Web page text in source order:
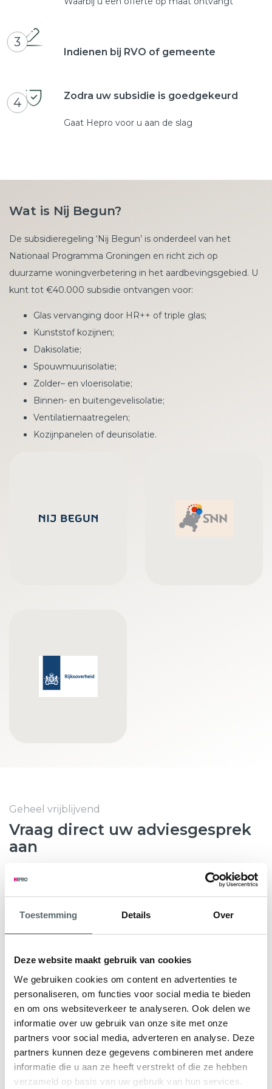
Toestemming Details Over
Deze website maakt gebruik van cookies
We gebruiken cookies om content en advertenties te
personaliseren, om functies voor social media te bieden
en om ons websiteverkeer te analyseren. Ook delen we
informatie over uw gebruik van onze site met onze
partners voor social media, adverteren en analyse. Deze
partners kunnen deze gegevens combineren met andere
informatie die u aan ze heeft verstrekt of die ze hebben
verzameld op basis van uw gebruik van hun services.
3
Indienen bij RVO of gemeente
4 Zodra uw subsidie is goedgekeurd
Gaat Hepro voor u aan de slag
Wat is Nij Begun?
De subsidieregeling ‘Nij Begun’ is onderdeel van het
Nationaal Programma Groningen en richt zich op
duurzame woningverbetering in het aardbevingsgebied. U
kunt tot €40.000 subsidie ontvangen voor:
Glas vervanging door HR++ of triple glas;
Kunststof kozijnen;
Dakisolatie;
Spouwmuurisolatie;
Zolder– en vloerisolatie;
Binnen- en buitengevelisolatie;
Ventilatiemaatregelen;
Kozijnpanelen of deurisolatie.
Geheel vrijblijvend
Vraag direct uw adviesgesprek
aan
Wilt u weten hoeveel subsidie u kunt krijgen voor nieuwe
kunststof kozijnen, HR++ glas of andere
verduurzamingsmaatregelen? Hepro helpt u graag verder.
onze specialisten samen met u de mogelijkheden voor uw
woning. We geven direct inzicht in de subsidieregeling Nij
Begun en eventuele aanvullende regelingen.
U ontvangt een persoonlijk advies en een heldere offerte
op maat, zodat u precies weet waar u aan toe bent.